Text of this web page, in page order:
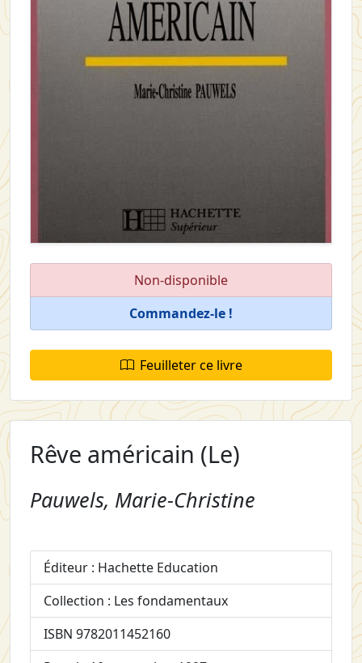
Non-disponible
Commandez-le !
Feuilleter ce livre
Rêve américain (Le)
Pauwels, Marie-Christine
Éditeur : Hachette Education
Collection : Les fondamentaux
ISBN 9782011452160